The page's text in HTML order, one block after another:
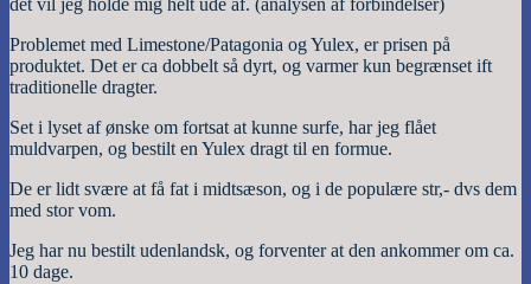
det vil jeg holde mig helt ude af. (analysen af forbindelser)
Problemet med Limestone/Patagonia og Yulex, er prisen på
produktet. Det er ca dobbelt så dyrt, og varmer kun begrænset ift
traditionelle dragter.
Set i lyset af ønske om fortsat at kunne surfe, har jeg flået
muldvarpen, og bestilt en Yulex dragt til en formue.
De er lidt svære at få fat i midtsæson, og i de populære str,- dvs dem
med stor vom.
Jeg har nu bestilt udenlandsk, og forventer at den ankommer om ca.
10 dage.